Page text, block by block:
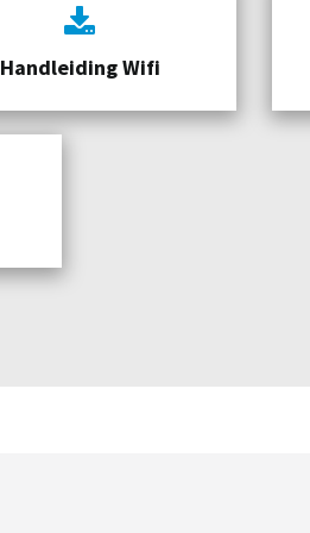
Handleiding Wifi